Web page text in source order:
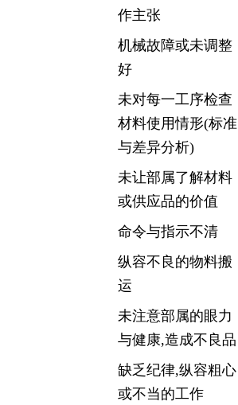
作主张
机械故障或未调整
好
未对每一工序检查
材料使用情形(标准
与差异分析)
未让部属了解材料
或供应品的价值
命令与指示不清
纵容不良的物料搬
运
未注意部属的眼力
与健康,造成不良品
缺乏纪律,纵容粗心
或不当的工作